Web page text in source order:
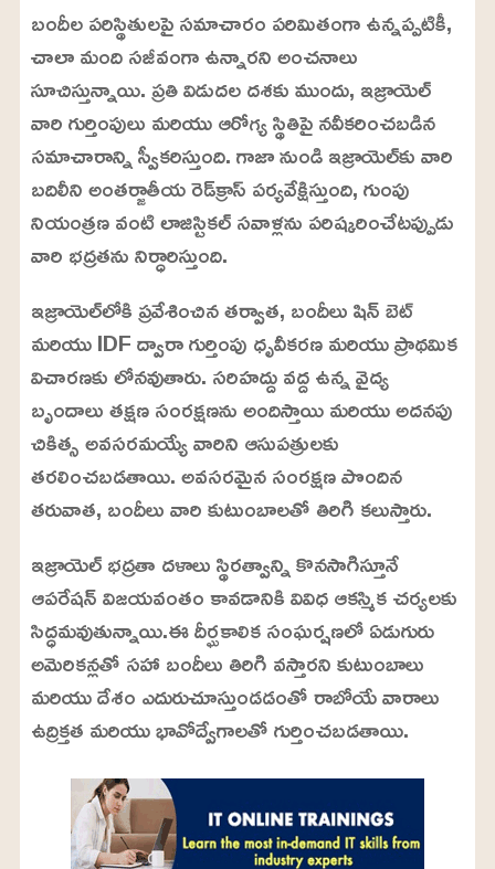
బందీల పరిస్థితులపై సమాచారం పరిమితంగా ఉన్నప్పటికీ,
చాలా మంది సజీవంగా ఉన్నారని అంచనాలు
సూచిస్తున్నాయి. ప్రతి విడుదల దశకు ముందు, ఇజ్రాయెల్
వారి గుర్తింపులు మరియు ఆరోగ్య స్థితిపై నవీకరించబడిన
సమాచారాన్ని స్వీకరిస్తుంది. గాజా నుండి ఇజ్రాయెల్‌కు వారి
బదిలీని అంతర్జాతీయ రెడ్‌క్రాస్ పర్యవేక్షిస్తుంది, గుంపు
నియంత్రణ వంటి లాజిస్టికల్ సవాళ్లను పరిష్కరించేటప్పుడు
వారి భద్రతను నిర్ధారిస్తుంది.
ఇజ్రాయెల్‌లోకి ప్రవేశించిన తర్వాత, బందీలు షిన్ బెట్
మరియు IDF ద్వారా గుర్తింపు ధృవీకరణ మరియు ప్రాథమిక
విచారణకు లోనవుతారు. సరిహద్దు వద్ద ఉన్న వైద్య
బృందాలు తక్షణ సంరక్షణను అందిస్తాయి మరియు అదనపు
చికిత్స అవసరమయ్యే వారిని ఆసుపత్రులకు
తరలించబడతాయి. అవసరమైన సంరక్షణ పొందిన
తరువాత, బందీలు వారి కుటుంబాలతో తిరిగి కలుస్తారు.
ఇజ్రాయెల్ భద్రతా దళాలు స్థిరత్వాన్ని కొనసాగిస్తూనే
ఆపరేషన్ విజయవంతం కావడానికి వివిధ ఆకస్మిక చర్యలకు
సిద్ధమవుతున్నాయి.ఈ దీర్ఘకాలిక సంఘర్షణలో ఏడుగురు
అమెరికన్లతో సహా బందీలు తిరిగి వస్తారని కుటుంబాలు
మరియు దేశం ఎదురుచూస్తుండడంతో రాబోయే వారాలు
ఉద్రిక్తత మరియు భావోద్వేగాలతో గుర్తించబడతాయి.